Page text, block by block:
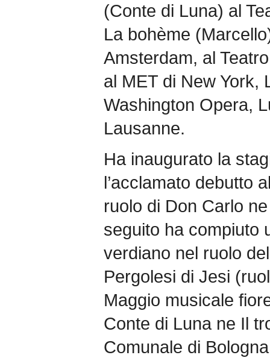
(Conte di Luna) al
La bohème
Amsterdam, al
al MET di New York,
Washington Opera,
Lausanne.
Ha inaugurato la
l’acclamato debutto
ruolo di Don Carlo
seguito ha compiuto
verdiano nel ruolo
Pergolesi di Jesi
Maggio musicale
Conte di Luna ne Il
Comunale di